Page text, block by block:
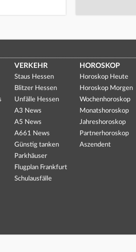
VERKEHR
Staus Hessen
Blitzer Hessen
Unfälle Hessen
A3 News
A5 News
A661 News
Günstig tanken
Parkhäuser
Flugplan Frankfurt
Schulausfälle
HOROSKOP
Horoskop Heute
Horoskop Morgen
Wochenhoroskop
Monatshoroskop
Jahreshoroskop
Partnerhoroskop
Aszendent